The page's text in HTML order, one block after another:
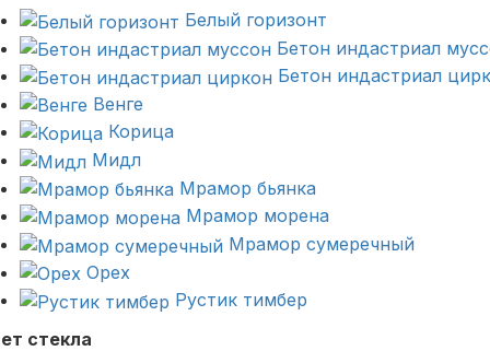
Белый горизонт
Бетон индастриал
Бетон индастриал
Венге
Корица
Мидл
Мрамор бьянка
Мрамор морена
Мрамор сумеречный
Орех
Рустик тимбер
стекла